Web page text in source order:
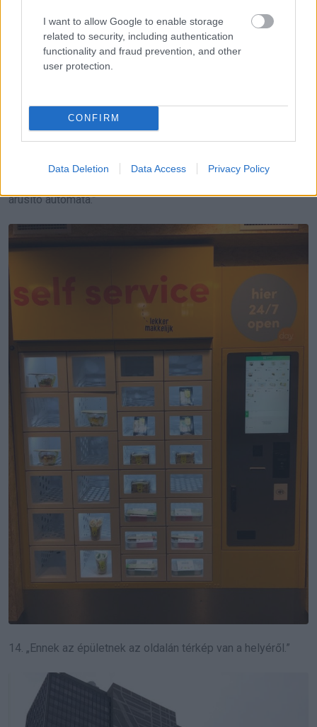
I want to allow Google to enable storage
related to security, including authentication
functionality and fraud prevention, and other
user protection.
CONFIRM
Data Deletion Data Access Privacy Policy
árusító automata.”
14. „Ennek az épületnek az oldalán térkép van a helyéről.”